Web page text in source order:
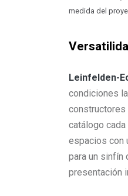
medida del
Leinfelden-
condiciones
constructores
catálogo
espacios con
para un sinfín
presentación